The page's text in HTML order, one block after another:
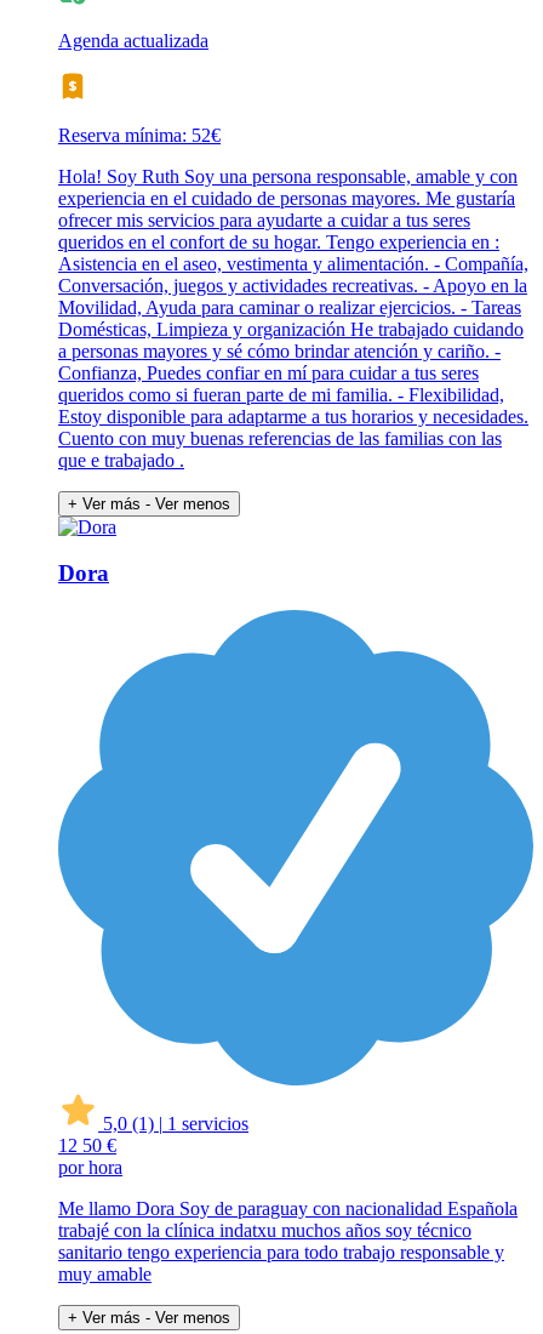
Agenda actualizada
Reserva mínima: 52€
Hola! Soy Ruth Soy una persona responsable, amable y con
experiencia en el cuidado de personas mayores. Me gustaría
ofrecer mis servicios para ayudarte a cuidar a tus seres
queridos en el confort de su hogar. Tengo experiencia en :
Asistencia en el aseo, vestimenta y alimentación. - Compañía,
Conversación, juegos y actividades recreativas. - Apoyo en la
Movilidad, Ayuda para caminar o realizar ejercicios. - Tareas
Domésticas, Limpieza y organización He trabajado cuidando
a personas mayores y sé cómo brindar atención y cariño. -
Confianza, Puedes confiar en mí para cuidar a tus seres
queridos como si fueran parte de mi familia. - Flexibilidad,
Estoy disponible para adaptarme a tus horarios y necesidades.
Cuento con muy buenas referencias de las familias con las
que e trabajado .
+ Ver más - Ver menos
Dora
5,0 (1) | 1 servicios
12 50 €
por hora
Me llamo Dora Soy de paraguay con nacionalidad Española
trabajé con la clínica indatxu muchos años soy técnico
sanitario tengo experiencia para todo trabajo responsable y
muy amable
+ Ver más - Ver menos